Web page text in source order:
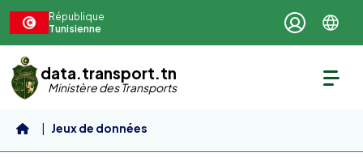
République
Tunisienne
data.transport.tn
Ministère des Transports
Jeux de données